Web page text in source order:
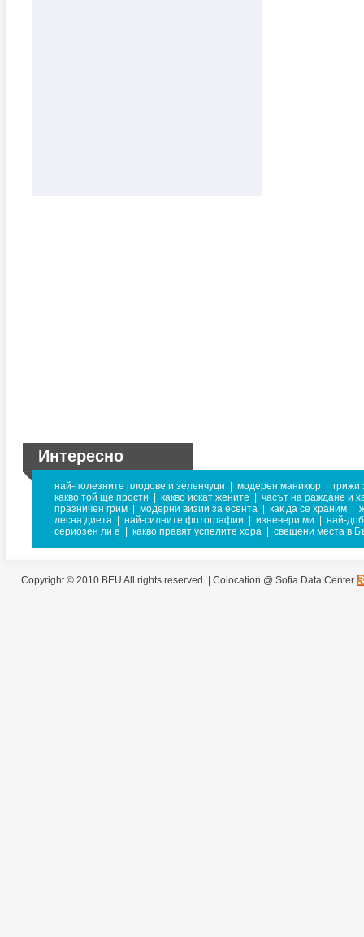
Интересно
най-полезните плодове и зеленчуци модерен маникюр
грижи
какво той ще прости
какво искат жените
часът на раждане и
празничен грим
модерни визии за есента как да се храним
лесна диета
най-силните фотографии изневери ми
най-
сериозен ли е
какво правят успелите хора свещени места в
Copyright © 2010 BEU All rights reserved. | Colocation @ Sofia Data Center